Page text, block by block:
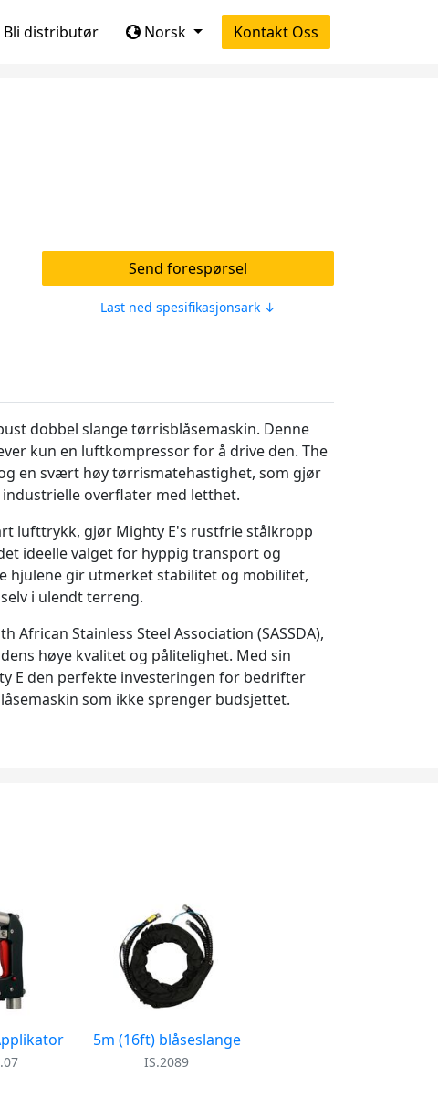
Bli distributør Norsk Kontakt Oss
Send forespørsel
Last ned spesifikasjonsark ↓
dobbel slange tørrisblåsemaskin. Denne
kun en luftkompressor for å drive den. The
en svært høy tørrismatehastighet, som gjør
overflater med letthet.
lufttrykk, gjør Mighty E's rustfrie stålkropp
ideelle valget for hyppig transport og
hjulene gir utmerket stabilitet og mobilitet,
i ulendt terreng.
African Stainless Steel Association (SASSDA),
høye kvalitet og pålitelighet. Med sin
E den perfekte investeringen for bedrifter
som ikke sprenger budsjettet.
5m (16ft) blåseslange
IS.2089